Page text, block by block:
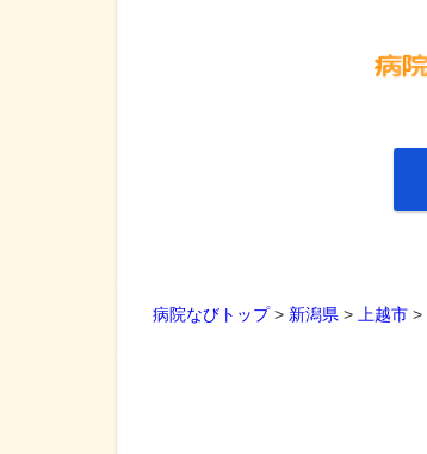
病院なびトップ> 新潟県 > 上越市 >